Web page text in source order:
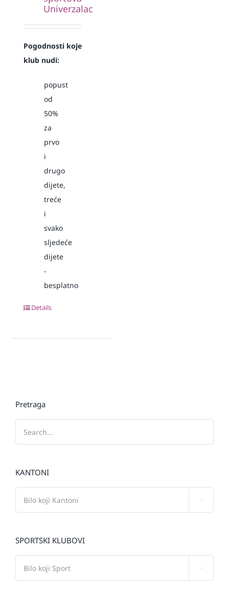
Univerzalac
Pogodnosti koje
klub nudi:
popust
od
50%
za
prvo
i
drugo
dijete,
treće
i
svako
sljedeće
dijete
-
besplatno
Details
Pretraga
KANTONI
SPORTSKI KLUBOVI